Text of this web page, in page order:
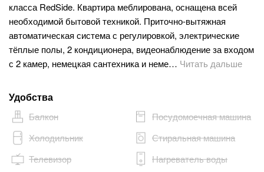
класса RedSide. Квартира меблирована, оснащена всей
необходимой бытовой техникой. Приточно-вытяжная
автоматическая система с регулировкой, электрические
тёплые полы, 2 кондиционера, видеонаблюдение за входом
с 2 камер, немецкая сантехника и неме… Читать дальше
Удобства
Балкон
Посудомоечная машина
Холодильник
Стиральная машина
Телевизор
Нагреватель воды